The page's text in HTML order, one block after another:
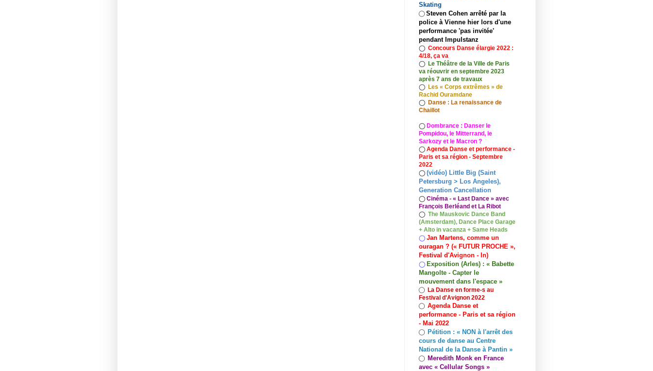
Skating
◯ Steven Cohen arrêté par la
police à Vienne hier lors d'une
performance 'pas invitée'
pendant Impulstanz
◯ Concours Danse élargie 2022 :
4/18, ça va
◯ Le Théâtre de la Ville de Paris
va réouvrir en septembre 2023
après 7 ans de travaux
◯ Les « Corps extrêmes » de
Rachid Ouramdane
◯ Danse : La renaissance de
Chaillot
◯ Dombrance : Danser le
Pompidou, le Mitterrand, le
Sarkozy et le Macron ?
◯ Agenda Danse et performance -
Paris et sa région - Septembre
2022
◯ (vidéo) Little Big (Saint
Petersburg > Los Angeles),
Generation Cancellation
◯ Cinéma - « Last Dance » avec
François Berléand et La Ribot
◯ The Mauskovic Dance Band
(Amsterdam), Dance Place Garage
+ Alto in vacanza + Same Heads
◯ Jan Martens, comme un
ouragan ? (« FUTUR PROCHE »,
Festival d'Avignon - In)
◯ Exposition (Arles) : « Babette
Mangolte - Capter le
mouvement dans l'espace »
◯ La Danse en forme-s au
Festival d'Avignon 2022
◯ Agenda Danse et
performance - Paris et sa région
- Mai 2022
◯ Pétition : « NON à l'arrêt des
cours de danse au Centre
National de la Danse à Pantin »
◯ Meredith Monk en France
avec « Cellular Songs »